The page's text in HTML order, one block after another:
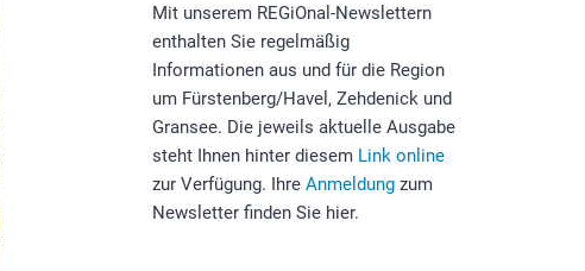
Mit unserem REGiOnal-Newslettern
enthalten Sie regelmäßig
Informationen aus und für die Region
um Fürstenberg/Havel, Zehdenick und
Gransee. Die jeweils aktuelle Ausgabe
steht Ihnen hinter diesem Link online
zur Verfügung​​​​​​​. Ihre Anmeldungzum
Newsletter finden Sie hier.